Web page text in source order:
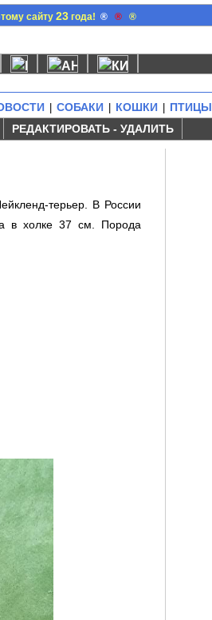
сайту23 года! ® ® ®
СОБАКИ КОШКИ ПТИЦЫ
РЕДАКТИРОВАТЬ - УДАЛИТЬ
терьер. В России
в xолке 37 см. Порода